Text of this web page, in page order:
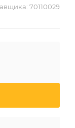
70110029